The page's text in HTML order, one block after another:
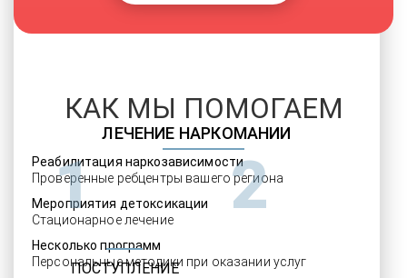
ЛЕЧЕНИЕ НАРКОМАНИИ
Реабилитация наркозависимости
Проверенные ребцентры вашего региона
Мероприятия детоксикации
Стационарное лечение
Несколько программ
Персональные методики при оказании услуг
КАК МЫ ПОМОГАЕМ
1
ПОСТУПЛЕНИЕ
2